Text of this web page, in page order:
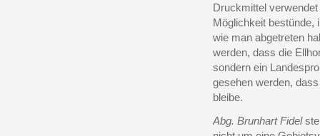
Druckmittel
Möglichkeit bestünde,
wie man abgetreten
werden, dass die
sondern ein
gesehen werden,
bleibe.
Abg. Brunhart Fidel